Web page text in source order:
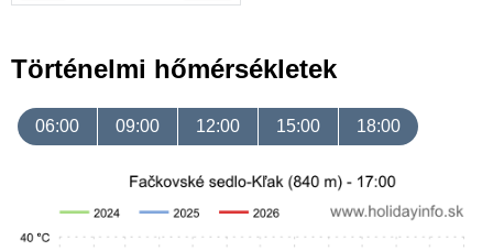
Történelmi hőmérsékletek
06:00 09:00 12:00 15:00 18:00